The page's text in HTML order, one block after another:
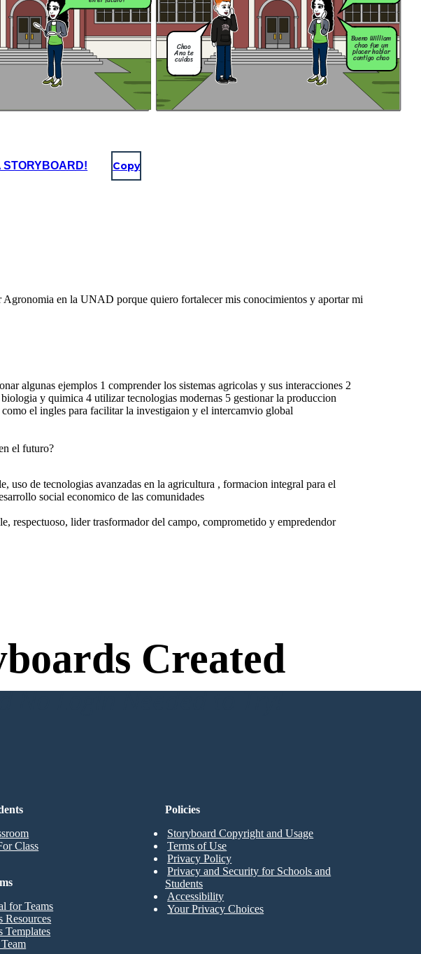
Bueno William
chao fue un
placer hablar
contigo chao
Chao
Ana te
cuidas
STORYBOARD! Copy
Agronomia en la UNAD porque quiero fortalecer mis conocimientos y aportar mi
algunas ejemplos 1 comprender los sistemas agricolas y sus interacciones 2
y quimica 4 utilizar tecnologias modernas 5 gestionar la produccion
el ingles para facilitar la investigaion y el intercamvio global
el futuro?
uso de tecnologias avanzadas en la agricultura , formacion integral para el
social economico de las comunidades
respectuoso, lider trasformador del campo, comprometido y empredendor
Created
No Login Needed to Try!
Class
for Teams
Resources
Templates
Policies
Storyboard Copyright and Usage
Terms of Use
Privacy Policy
Privacy and Security for Schools and
Students
Accessibility
Your Privacy Choices